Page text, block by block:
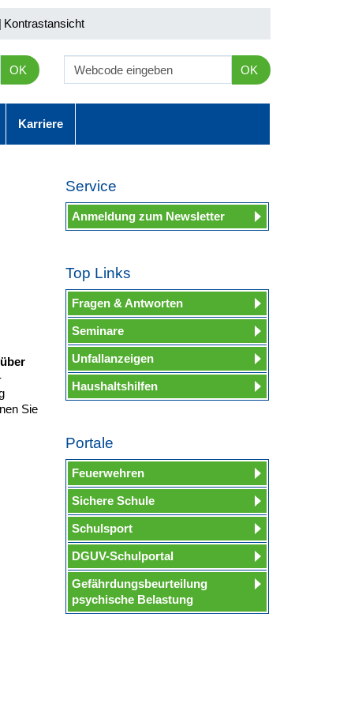
Kontrastansicht
OK OK
Karriere
Sie
Service
Anmeldung zum Newsletter
Top Links
Fragen & Antworten
Seminare
Unfallanzeigen
Haushaltshilfen
Portale
Feuerwehren
Sichere Schule
Schulsport
DGUV-Schulportal
Gefährdungsbeurteilung
psychische Belastung